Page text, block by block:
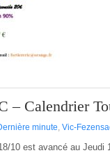
– Calendrier
minute Vic-
10 est avancé au Jeudi